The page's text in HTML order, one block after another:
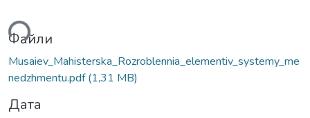
Файли
Musaiev_Mahisterska_Rozroblennia_elementiv_systemy_me
nedzhmentu.pdf(1,31 MB)
Дата